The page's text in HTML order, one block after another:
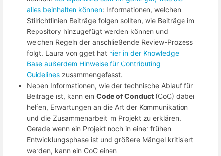
alles beinhalten können: Informationen, welchen
Stilrichtlinien Beiträge folgen sollten, wie Beiträge im
Repository hinzugefügt werden können und
welchen Regeln der anschließende Review-Prozess
folgt. Laura von gget hat hier in der Knowledge
Base außerdem Hinweise für Contributing
Guidelines zusammengefasst.
Neben Informationen, wie der technische Ablauf für
Beiträge ist, kann ein Code of Conduct (CoC) dabei
helfen, Erwartungen an die Art der Kommunikation
und die Zusammenarbeit im Projekt zu erklären.
Gerade wenn ein Projekt noch in einer frühen
Entwicklungsphase ist und größere Mängel kritisiert
werden, kann ein CoC einen